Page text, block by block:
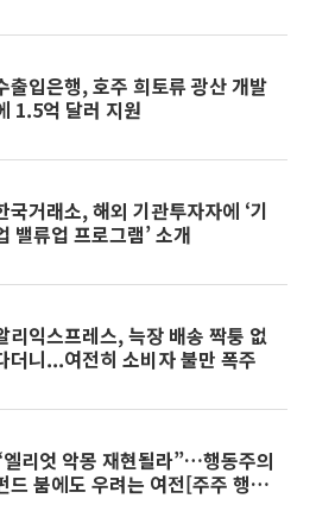
출입은행, 호주 희토류 광산 개발
1.5억 달러 지원
국거래소, 해외 기관투자자에 ‘기
밸류업 프로그램’ 소개
리익스프레스, 늑장 배송 짝퉁 없
더니...여전히 소비자 불만 폭주
리엇 악몽 재현될라”…행동주의
드 붐에도 우려는 여전[주주 행동